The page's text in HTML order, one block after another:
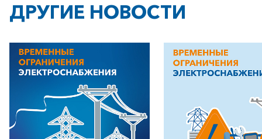
ДРУГИЕ НОВОСТИ